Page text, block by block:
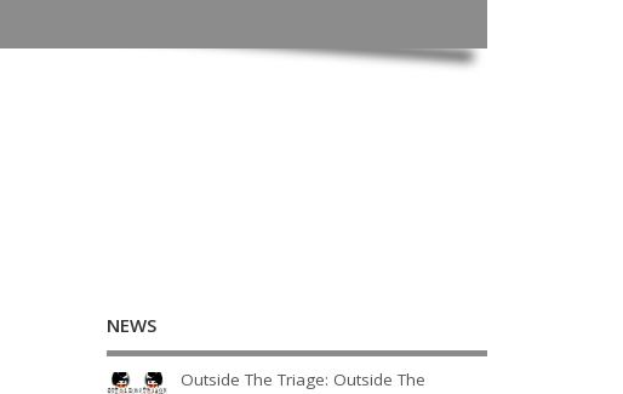
NEWS
Outside The Triage: Outside The